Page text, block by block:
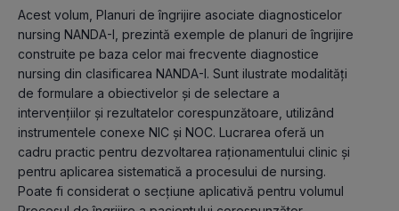
Acest volum, Planuri de îngrijire asociate diagnosticelor
nursing NANDA-I, prezintă exemple de planuri de îngrijire
construite pe baza celor mai frecvente diagnostice
nursing din clasificarea NANDA-I. Sunt ilustrate modalități
de formulare a obiectivelor și de selectare a
intervențiilor și rezultatelor corespunzătoare, utilizând
instrumentele conexe NIC și NOC. Lucrarea oferă un
cadru practic pentru dezvoltarea raționamentului clinic și
pentru aplicarea sistematică a procesului de nursing.
Poate fi considerat o secțiune aplicativă pentru volumul